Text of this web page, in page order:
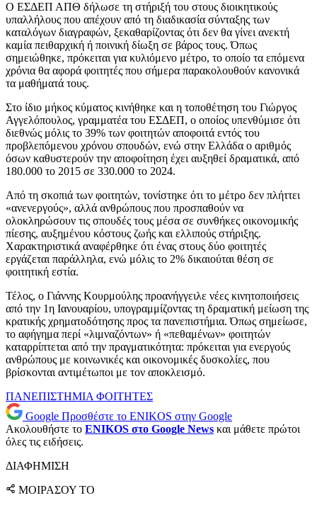
Ο ΕΣΔΕΠ ΑΠΘ δήλωσε τη στήριξή του στους διοικητικούς
υπαλλήλους που απέχουν από τη διαδικασία σύνταξης των
καταλόγων διαγραφών, ξεκαθαρίζοντας ότι δεν θα γίνει ανεκτή
καμία πειθαρχική ή ποινική δίωξη σε βάρος τους. Όπως
σημειώθηκε, πρόκειται για κυλιόμενο μέτρο, το οποίο τα επόμενα
χρόνια θα αφορά φοιτητές που σήμερα παρακολουθούν κανονικά
τα μαθήματά τους.
Στο ίδιο μήκος κύματος κινήθηκε και η τοποθέτηση του Γιώργος
Αγγελόπουλος, γραμματέα του ΕΣΔΕΠ, ο οποίος υπενθύμισε ότι
διεθνώς μόλις το 39% των φοιτητών αποφοιτά εντός του
προβλεπόμενου χρόνου σπουδών, ενώ στην Ελλάδα ο αριθμός
όσων καθυστερούν την αποφοίτηση έχει αυξηθεί δραματικά, από
180.000 το 2015 σε 330.000 το 2024.
Από τη σκοπιά των φοιτητών, τονίστηκε ότι το μέτρο δεν πλήττει
«ανενεργούς», αλλά ανθρώπους που προσπαθούν να
ολοκληρώσουν τις σπουδές τους μέσα σε συνθήκες οικονομικής
πίεσης, αυξημένου κόστους ζωής και ελλιπούς στήριξης.
Χαρακτηριστικά αναφέρθηκε ότι ένας στους δύο φοιτητές
εργάζεται παράλληλα, ενώ μόλις το 2% δικαιούται θέση σε
φοιτητική εστία.
Τέλος, ο Γιάννης Κουρμούλης προανήγγειλε νέες κινητοποιήσεις
από την 1η Ιανουαρίου, υπογραμμίζοντας τη δραματική μείωση της
κρατικής χρηματοδότησης προς τα πανεπιστήμια. Όπως σημείωσε,
το αφήγημα περί «λιμναζόντων» ή «πεθαμένων» φοιτητών
καταρρίπτεται από την πραγματικότητα: πρόκειται για ενεργούς
ανθρώπους με κοινωνικές και οικονομικές δυσκολίες, που
βρίσκονται αντιμέτωποι με τον αποκλεισμό.
ΠΑΝΕΠΙΣΤΗΜΙΑ ΦΟΙΤΗΤΕΣ
Google Προσθέστε το ENIKOS στην Google
Ακολουθήστε το ENIKOS στο Google News και μάθετε πρώτοι
όλες τις ειδήσεις.
ΔΙΑΦΗΜΙΣΗ
ΜΟΙΡΑΣΟΥ ΤΟ